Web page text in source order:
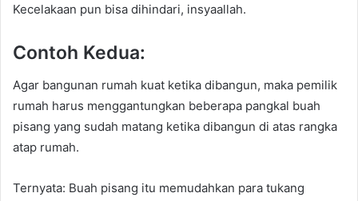
Kecelakaan pun bisa dihindari, insyaallah.
Contoh Kedua:
Agar bangunan rumah kuat ketika dibangun, maka pemilik
rumah harus menggantungkan beberapa pangkal buah
pisang yang sudah matang ketika dibangun di atas rangka
atap rumah.
Ternyata: Buah pisang itu memudahkan para tukang